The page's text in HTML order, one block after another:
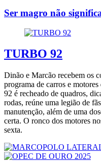
Ser magro não
TURBO 92
Dinão e Marcão recebem os
programa de carros e
92 é recheado de quadros,
rodas, reúne uma legião de
manutenção, além de uma
certa. O ronco dos motores
sexta.